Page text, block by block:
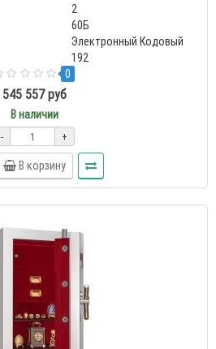
2
60Б
Электронный Кодовый
192
0
545 557 руб
В наличии
- +
В корзину